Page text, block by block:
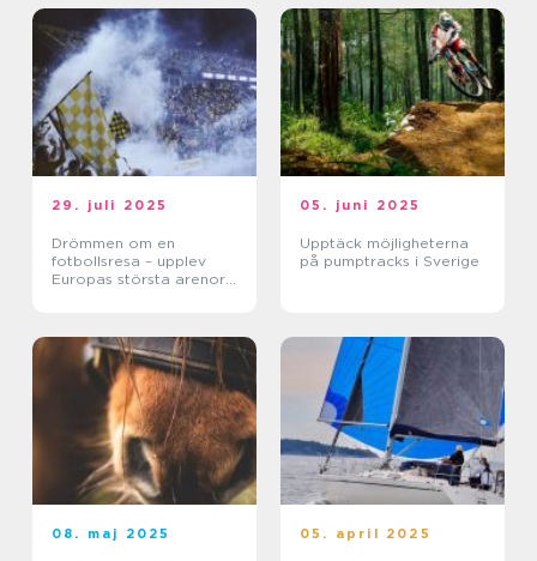
29. juli 2025
Drömmen om en
fotbollsresa – upplev
Europas största arenor
05. juni 2025
Upptäck möjligheterna
på pumptracks i Sverige
08. maj 2025 05. april 2025